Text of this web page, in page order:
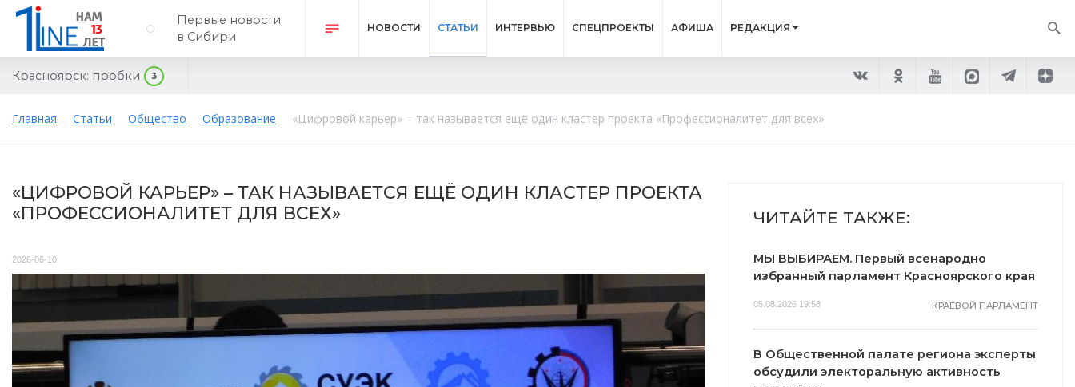
Первые новости
в Сибири
НОВОСТИ СТАТЬИ ИНТЕРВЬЮ СПЕЦПРОЕКТЫ АФИША РЕДАКЦИЯ
Красноярск: пробки 3
Главная Статьи Общество Образование «Цифровой карьер» – так называется ещё один кластер проекта «Профессионалитет для всех»
«ЦИФРОВОЙ КАРЬЕР» – ТАК НАЗЫВАЕТСЯ ЕЩЁ ОДИН КЛАСТЕР ПРОЕКТА
«ПРОФЕССИОНАЛИТЕТ ДЛЯ ВСЕХ»
2026-06-10
ЧИТАЙТЕ ТАКЖЕ:
МЫ ВЫБИРАЕМ. Первый всенародно
избранный парламент Красноярского края
05.08.2026 19:58 КРАЕВОЙ ПАРЛАМЕНТ
В Общественной палате региона эксперты
обсудили электоральную активность